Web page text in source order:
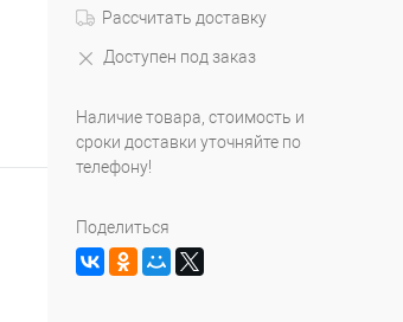
Рассчитать доставку
Доступен под заказ
Наличие товара, стоимость и
сроки доставки уточняйте по
телефону!
Поделиться